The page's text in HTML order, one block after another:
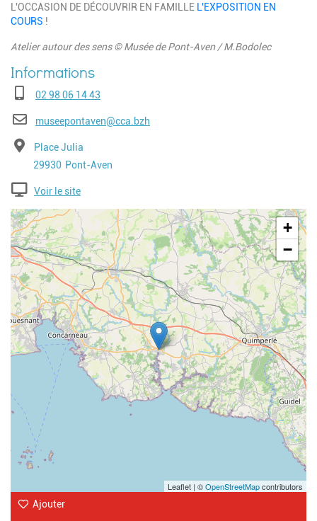
L'OCCASION DE DÉCOUVRIR EN FAMILLE L'EXPOSITION EN
COURS !
Atelier autour des sens © Musée de Pont-Aven / M.Bodolec
Téléphone02 98 06 14 43
E-mailmuseepontaven@cca.bzh
AdressePlace Julia
Code postal
29930 Ville
Pont-Aven
Voir le site
Geolocalisation
+
−
Leaflet | ©OpenStreetMapcontributors
Ajouter